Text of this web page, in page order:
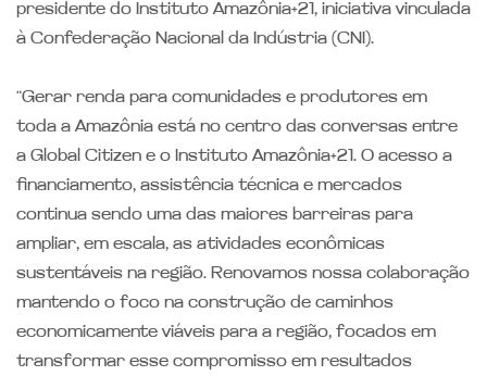
presidente do Instituto Amazônia+21, iniciativa vinculada
à Confederação Nacional da Indústria (CNI).
“Gerar renda para comunidades e produtores em
toda a Amazônia está no centro das conversas entre
a Global Citizen e o Instituto Amazônia+21. O acesso a
financiamento, assistência técnica e mercados
continua sendo uma das maiores barreiras para
ampliar, em escala, as atividades econômicas
sustentáveis na região. Renovamos nossa colaboração
mantendo o foco na construção de caminhos
economicamente viáveis para a região, focados em
transformar esse compromisso em resultados